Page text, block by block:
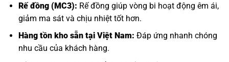
Rế đồng (MC3): Rế đồng giúp vòng bi hoạt động êm ái,
giảm ma sát và chịu nhiệt tốt hơn.
Hàng tồn kho sẵn tại Việt Nam: Đáp ứng nhanh chóng
nhu cầu của khách hàng.